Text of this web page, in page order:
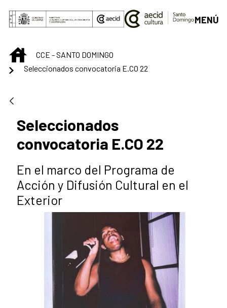
Skip to Main Content
MENÚ
INICIOCCE - SANTO DOMINGO
Seleccionados convocatoria E.CO 22
Seleccionados
convocatoria E.CO 22
En el marco del Programa de
Acción y Difusión Cultural en el
Exterior